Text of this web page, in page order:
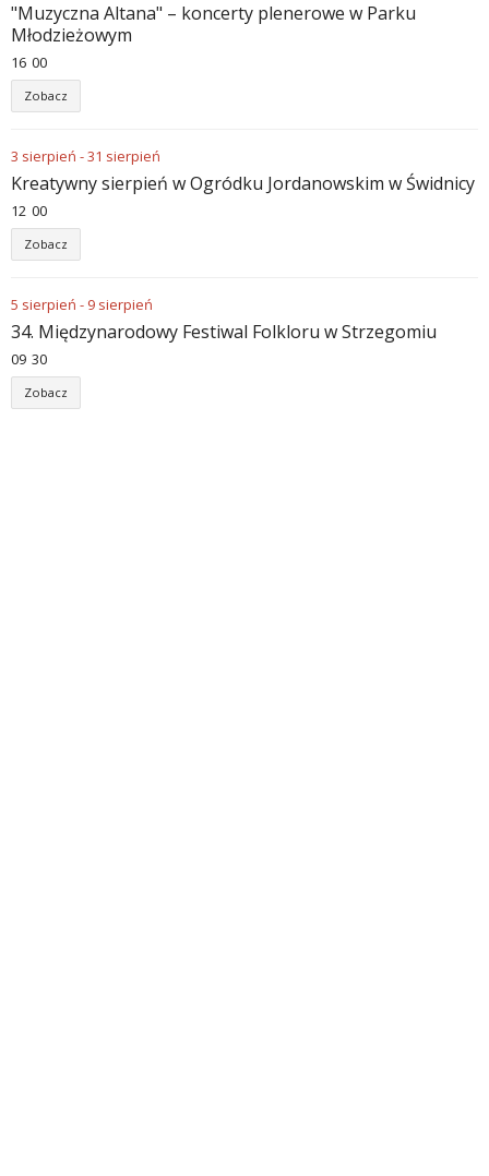
"Muzyczna Altana" – koncerty plenerowe w Parku
Młodzieżowym
16 00
Zobacz
3 sierpień -31 sierpień
Kreatywny sierpień w Ogródku Jordanowskim w Świdnicy
12 00
Zobacz
5 sierpień - 9 sierpień
34. Międzynarodowy Festiwal Folkloru w Strzegomiu
09 30
Zobacz